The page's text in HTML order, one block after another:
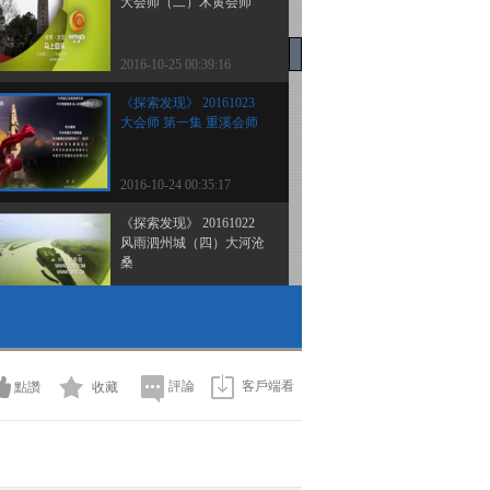
2016-10-25 00:39:16
《探索发现》 20161023
大会师 第一集 重溪会师
2016-10-24 00:35:17
《探索发现》 20161022
风雨泗州城（四）大河沧
桑
2016-10-21 23:53:16
风雨泗州城（二）僧伽归
點讚 收藏 評論 客戶端看